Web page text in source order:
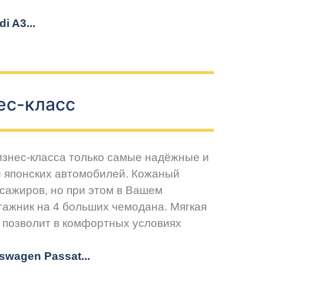
A3...
класс
класса только самые надёжные и
автомобилей. Кожаный
но при этом в Вашем
на 4 больших чемодана. Мягкая
в комфортных условиях
Passat...